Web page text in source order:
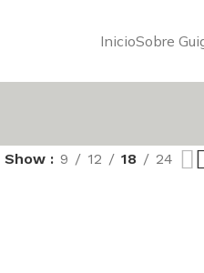
InicioSobre
Show 9 12 18 24